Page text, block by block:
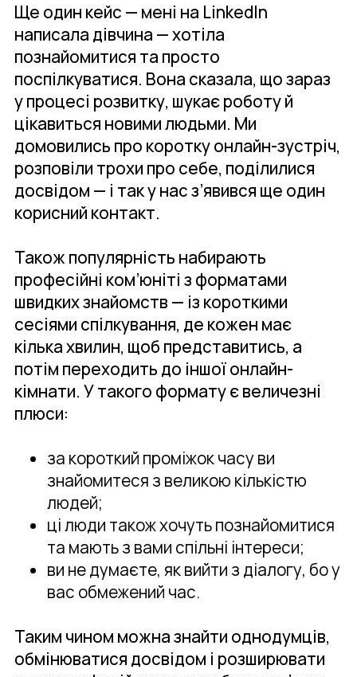
Ще один кейс — мені на LinkedIn
написала дівчина — хотіла
познайомитися та просто
поспілкуватися. Вона сказала, що зараз
у процесі розвитку, шукає роботу й
цікавиться новими людьми. Ми
домовились про коротку онлайн-зустріч,
розповіли трохи про себе, поділилися
досвідом — і так у нас з’явився ще один
корисний контакт.
Також популярність набирають
професійні ком’юніті з форматами
швидких знайомств — із короткими
сесіями спілкування, де кожен має
кілька хвилин, щоб представитись, а
потім переходить до іншої онлайн-
кімнати. У такого формату є величезні
плюси:
за короткий проміжок часу ви
знайомитеся з великою кількістю
людей;
ці люди також хочуть познайомитися
та мають з вами спільні інтереси;
ви не думаєте, як вийти з діалогу, бо у
вас обмежений час.
Таким чином можна знайти однодумців,
обмінюватися досвідом і розширювати